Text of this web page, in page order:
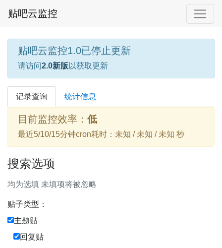
贴吧云监控
贴吧云监控1.0已停止更新
请访问2.0新版 以获取更新
记录查询 统计信息
目前监控效率： 低
最近5/10/15分钟cron耗时：未知 / 未知 / 未知 秒
搜索选项
均为选填 未填项将被忽略
贴子类型：
主题贴
回复贴